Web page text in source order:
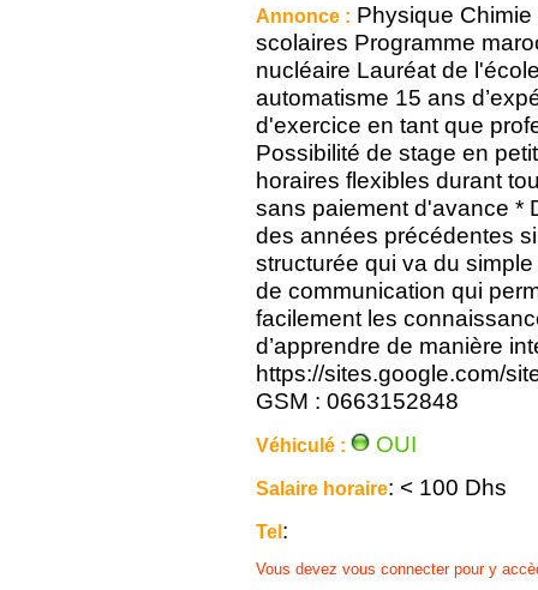
Annonce : Physique
scolaires Programme
nucléaire Lauréat de
automatisme 15 ans
d'exercice en tant que
Possibilité de stage en
horaires flexibles durant
sans paiement d'avance *
des années précédentes
structurée qui va du
de communication qui
facilement les
d’apprendre de manière
https://sites.google.com/
GSM : 0663152848
Véhiculé : OUI
Salaire horaire: < 100 Dhs
Tel:
Vous devez vous connecter pour y